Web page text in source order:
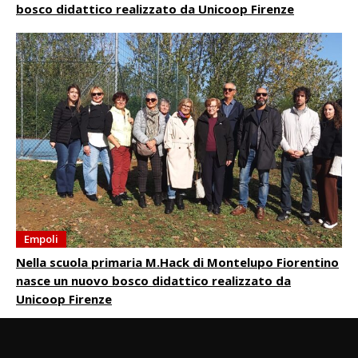
bosco didattico realizzato da Unicoop Firenze
Empoli
Nella scuola primaria M.Hack di Montelupo Fiorentino
nasce un nuovo bosco didattico realizzato da
Unicoop Firenze